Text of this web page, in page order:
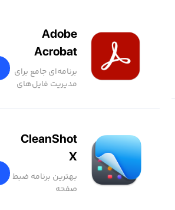
Adobe
Acrobat
برنامه‌ای جامع برای
مدیریت فایل‌های
CleanShot
X
بهترین برنامه ضبط
صفحه